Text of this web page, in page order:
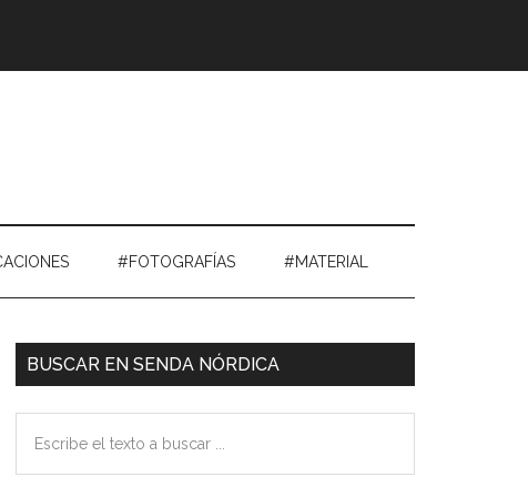
#FOTOGRAFÍAS #MATERIAL
Barra
Lateral
Primaria
BUSCAR EN SENDA NÓRDICA